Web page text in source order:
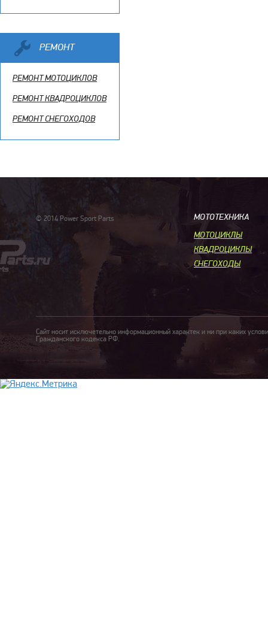
РЕМОНТ
РЕМОНТ МОТОЦИКЛОВ
РЕМОНТ КВАДРОЦИКЛОВ
РЕМОНТ СНЕГОХОДОВ
© 2014 Power Sport Parts
МОТОТЕХНИКА
МОТОЦИКЛЫ
КВАДРОЦИКЛЫ
СНЕГОХОДЫ
Сайт носит исключетельно информационный характек и ни при каких
Гражданского кодекса РФ.